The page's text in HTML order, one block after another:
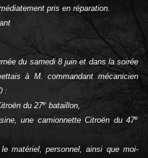
pris en réparation.
du samedi 8 juin et dans la soirée
à M. commandant mécanicien
:
du 27e bataillon,
une camionnette Citroën du 47e
matériel, personnel, ainsi que moi-